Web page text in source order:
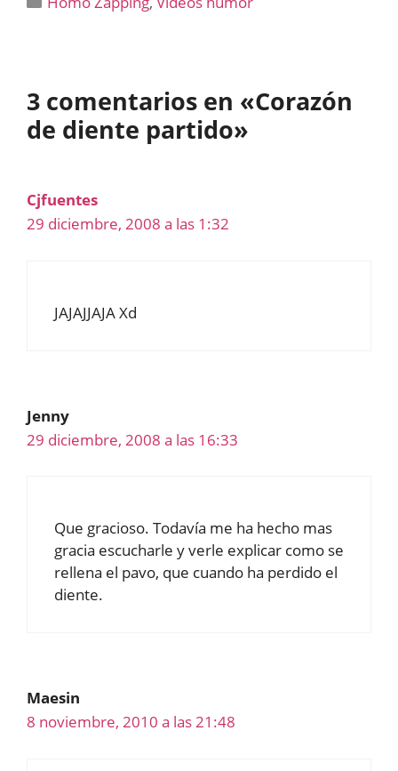
3 comentarios en «Corazón
de diente partido»
Cjfuentes
29 diciembre, 2008 a las 1:32
JAJAJJAJA Xd
Jenny
29 diciembre, 2008 a las 16:33
Que gracioso. Todavía me ha hecho mas
gracia escucharle y verle explicar como se
rellena el pavo, que cuando ha perdido el
diente.
Maesin
8 noviembre, 2010 a las 21:48